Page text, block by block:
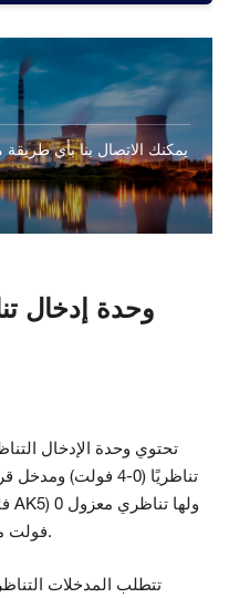
فولت مشترك في جميع القنوات الستة عشر.